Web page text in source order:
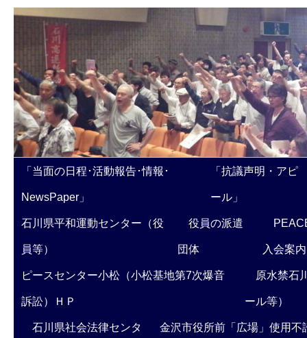
「当面の日程･活動報告･情報･
NewsPaper」
「抗議声明・アピ
ール」
石川県平和運動センター（役
員等）
役員の派遣
団体 入会案内
ピースセンター小松（小松基地第7次爆音
訴訟）ＨＰ
原水禁石
ール等）
石川県社会法律センタ 金沢市役所前「広場」使用不